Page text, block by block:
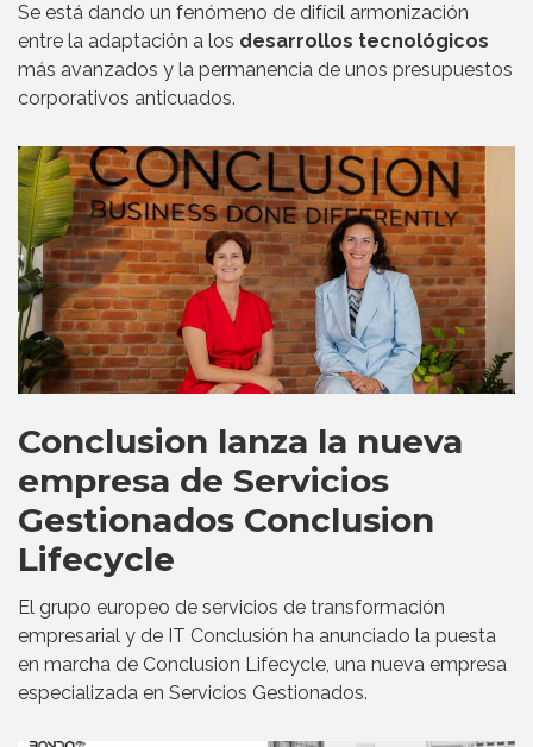
Se está dando un fenómeno de difícil armonización
entre la adaptación a los desarrollos tecnológicos
más avanzados y la permanencia de unos presupuestos
corporativos anticuados.
Conclusion lanza la nueva
empresa de Servicios
Gestionados Conclusion
Lifecycle
El grupo europeo de servicios de transformación
empresarial y de IT Conclusión ha anunciado la puesta
en marcha de Conclusion Lifecycle, una nueva empresa
especializada en Servicios Gestionados.